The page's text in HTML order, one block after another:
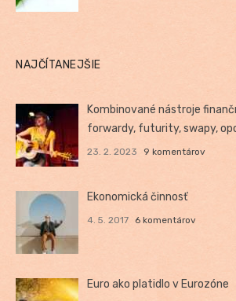
NAJČÍTANEJŠIE
Kombinované nástroje
forwardy, futurity, swapy,
23. 2. 2023 9 komentárov
Ekonomická činnosť
4. 5. 2017 6 komentárov
Euro ako platidlo v Eurozóne